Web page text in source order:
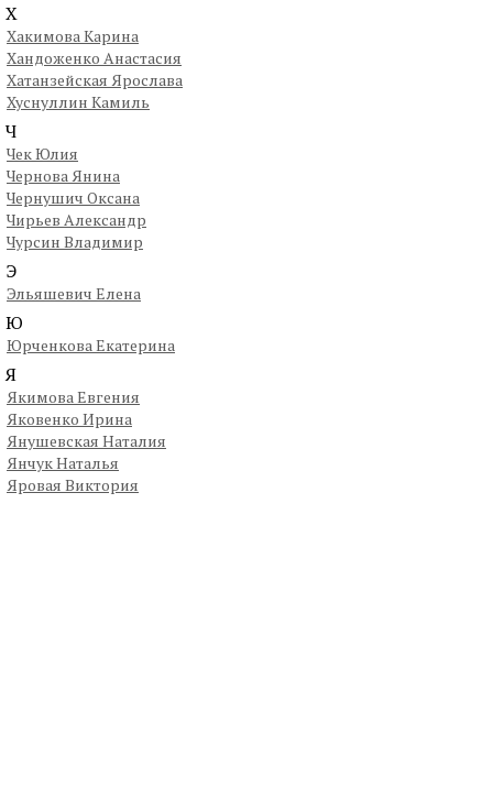
Х
Хакимова Карина
Хандоженко Анастасия
Хатанзейская Ярослава
Хуснуллин Камиль
Ч
Чек Юлия
Чернова Янина
Чернушич Оксана
Чирьев Александр
Чурсин Владимир
Э
Эльяшевич Елена
Ю
Юрченкова Екатерина
Я
Якимова Евгения
Яковенко Ирина
Янушевская Наталия
Янчук Наталья
Яровая Виктория